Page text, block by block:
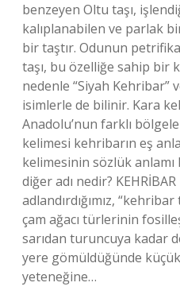
benzeyen Oltu taşı,
kalıplanabilen ve parlak
bir taştır. Odunun
taşı, bu özelliğe sahip bir
nedenle “Siyah Kehribar”
isimlerle de bilinir. Kara
Anadolu’nun farklı
kelimesi kehribarın eş
kelimesinin sözlük anlamı
diğer adı nedir?
adlandırdığımız,
çam ağacı türlerinin
sarıdan turuncuya kadar
yere gömüldüğünde
yeteneğine…